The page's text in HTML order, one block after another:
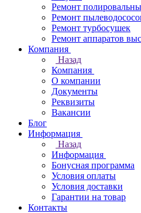
Ремонт
Ремонт
Ремонт турбосушек
Ремонт аппаратов
Компания
Назад
Компания
О компании
Документы
Реквизиты
Вакансии
Блог
Информация
Назад
Информация
Бонусная программа
Условия оплаты
Условия доставки
Гарантии на товар
Контакты